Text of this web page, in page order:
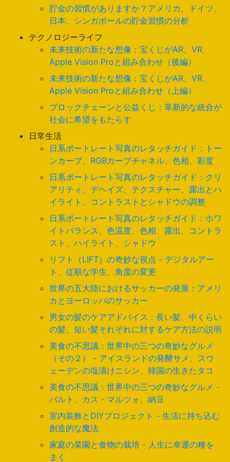
貯金の習慣がありますか？アメリカ、ドイツ、
日本、シンガポールの貯金習慣の分析
テクノロジーライフ
未来技術の新たな想像：宝くじがAR、VR、
Apple Vision Proと組み合わせ（後編）
未来技術の新たな想像：宝くじがAR、VR、
Apple Vision Proと組み合わせ（上編）
ブロックチェーンと公益くじ：革新的な統合が
社会に希望をもたらす
日常生活
日系ポートレート写真のレタッチガイド：トー
ンカーブ、RGBカーブチャネル、色相、彩度
日系ポートレート写真のレタッチガイド：クリ
アリティ、デヘイズ、テクスチャー、露出とハ
イライト、コントラストとシャドウの調整
日系ポートレート写真のレタッチガイド：ホワ
イトバランス、色温度、色相、露出、コントラ
スト、ハイライト、シャドウ
リフト（LIFT）の奇妙な視点 - デジタルアー
ト、従順な学生、角度の変更
世界の五大陸におけるサッカーの発展：アメリ
カとヨーロッパのサッカー
男女の髪のケアアドバイス：長い髪、中くらい
の髪、短い髪それぞれに対するケア方法の説明
美食の不思議：世界中の三つの奇妙なグルメ
（その２） - アイスランドの発酵サメ、スウ
ェーデンの塩漬けニシン、韓国の生きたタコ
美食の不思議：世界中の三つの奇妙なグルメ -
バルト、カス・マルツォ、納豆
室内装飾とDIYプロジェクト - 生活に持ち込む
創造的な魔法
家庭の菜園と食物の栽培 - 人生に幸運の種を
まく